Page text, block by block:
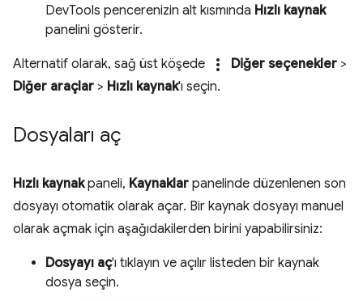
DevTools pencerenizin alt kısmında Hızlı kaynak
panelini gösterir.
Alternatif olarak, sağ üst köşede more_vert Diğer seçenekler >
Diğer araçlar > Hızlı kaynak'ı seçin.
Dosyaları aç
Hızlı kaynakpaneli, Kaynaklar panelinde düzenlenen son
dosyayı otomatik olarak açar. Bir kaynak dosyayı manuel
olarak açmak için aşağıdakilerden birini yapabilirsiniz:
Dosyayı aç'ı tıklayın ve açılır listeden bir kaynak
dosya seçin.